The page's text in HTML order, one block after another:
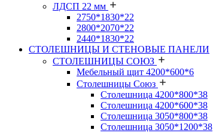
ЛДСП 22 мм
2750*1830*22
2800*2070*22
2440*1830*22
СТОЛЕШНИЦЫ И СТЕНОВЫЕ ПАНЕЛИ
СТОЛЕШНИЦЫ СОЮЗ
Мебельный щит 4200*600*6
Столешницы Союз
Столешница 4200*800*38
Столешница 4200*600*38
Столешница 3050*800*38
Столешница 3050*1200*38